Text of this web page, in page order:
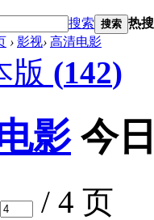
搜索 搜索 热
› 影视› 高清电影
版 (142)
影 今
/ 4 页